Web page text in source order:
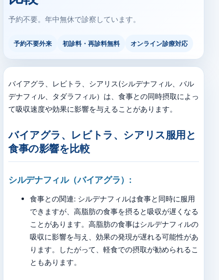
予約不要。年中無休で診察しています。
予約不要外来 初診料・再診料無料 オンライン診療対応
バイアグラ、レビトラ、シアリス(シルデナフィル、バル
デナフィル、タダラフィル）は、食事との同時摂取によっ
て吸収速度や効果に影響を与えることがあります。
バイアグラ、レビトラ、シアリス服用と
食事の影響を比較
シルデナフィル（バイアグラ）:
食事との関連: シルデナフィルは食事と同時に服用
できますが、高脂肪の食事を摂ると吸収が遅くなる
ことがあります。高脂肪の食事はシルデナフィルの
吸収に影響を与え、効果の発現が遅れる可能性があ
ります。したがって、軽食での摂取が勧められるこ
ともあります。